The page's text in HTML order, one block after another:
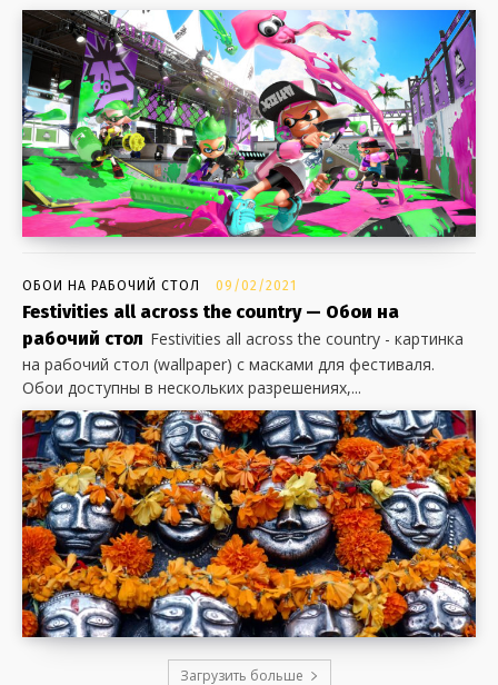
ОБОИ НА РАБОЧИЙ СТОЛ 09/02/2021
Festivities all across the country — Обои на
рабочий стол Festivities all across the country - картинка
на рабочий стол (wallpaper) с масками для фестиваля.
Обои доступны в нескольких разрешениях,...
Загрузить больше